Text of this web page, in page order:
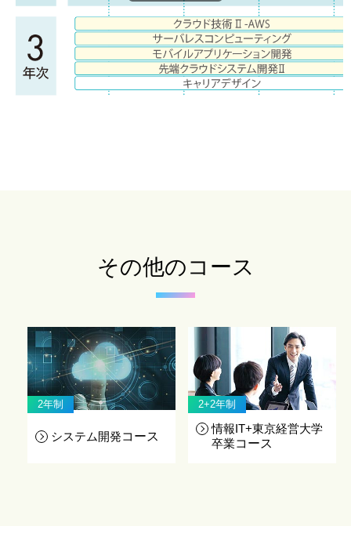
その他のコース
2年制
システム開発コース
2+2年制
情報IT+東京経営大学
卒業コース